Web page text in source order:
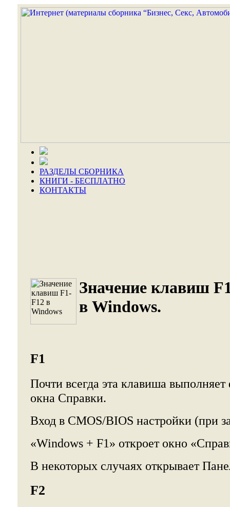
РАЗДЕЛЫ СБОРНИКА
КНИГИ - БЕСПЛАТНО
КОНТАКТЫ
Значение клавиш
в Windows.
F1
Почти всегда эта клавиша
окна Справки.
Вход в CMOS/BIOS настройки (при
«Windows + F1» откроет окно
В некоторых случаях открывает
F2